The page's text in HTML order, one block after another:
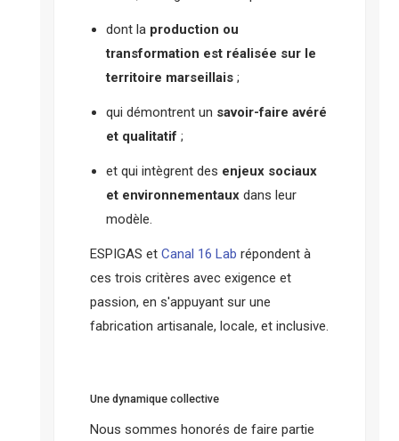
dont la production ou
transformation est réalisée sur le
territoire marseillais;
qui démontrent un savoir-faire avéré
et qualitatif ;
et qui intègrent des enjeux sociaux
et environnementauxdans leur
modèle.
ESPIGAS et Canal 16 Lab répondent à
ces trois critères avec exigence et
passion, en s'appuyant sur une
fabrication artisanale, locale, et inclusive.
Une dynamique collective
Nous sommes honorés de faire partie